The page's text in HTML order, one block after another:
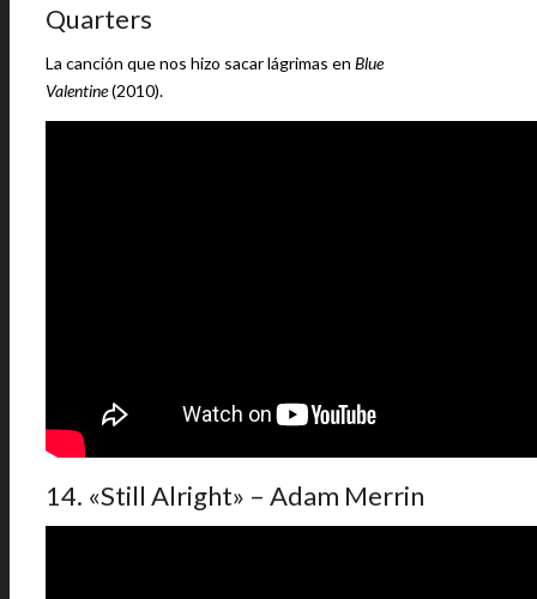
Quarters
La canción que nos hizo sacar lágrimas en Blue
Valentine(2010).
14. «Still Alright» – Adam Merrin